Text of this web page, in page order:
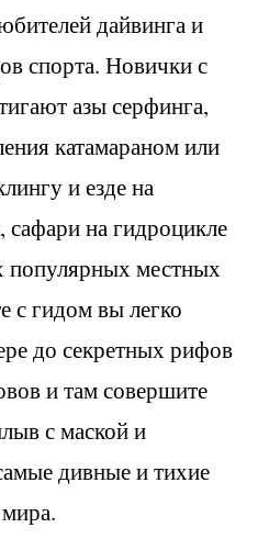
дайвинга и
спорта. Новички с
азы серфинга,
катамараном или
и езде на
сафари на гидроцикле
популярных местных
с гидом вы легко
до секретных рифов
и там совершите
с маской и
дивные и тихие